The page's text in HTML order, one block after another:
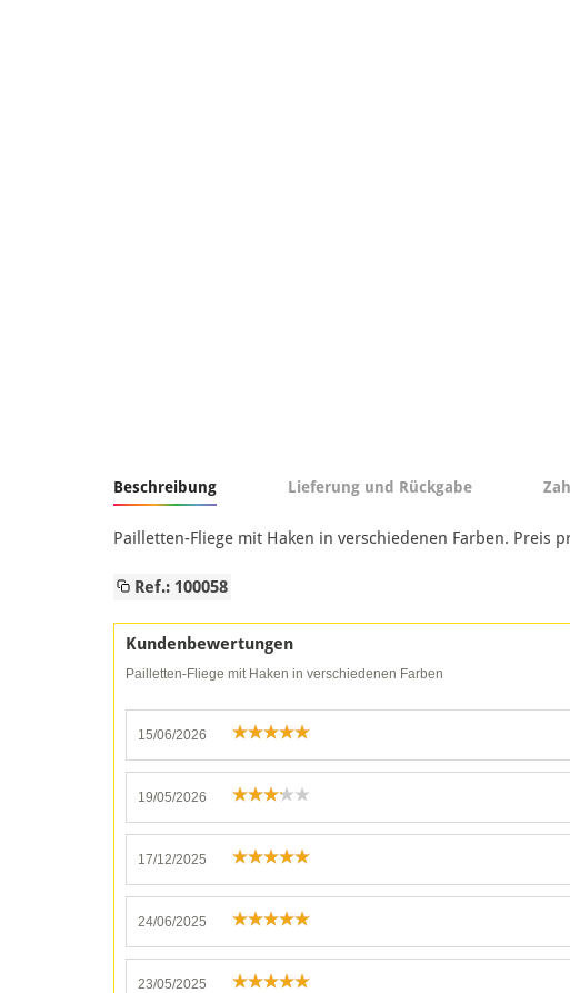
Beschreibung Lieferung und Rückgabe
Pailletten-Fliege mit Haken in verschiedenen Farben. Preis
Ref.: 100058
Kundenbewertungen
Pailletten-Fliege mit Haken in verschiedenen Farben
15/06/2026
19/05/2026
17/12/2025
24/06/2025
23/05/2025